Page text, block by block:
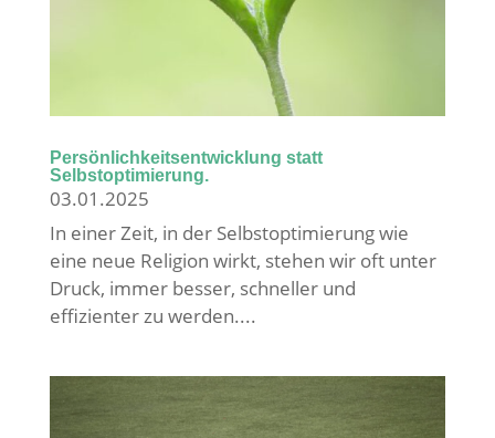
Persönlichkeitsentwicklung statt
Selbstoptimierung.
03.01.2025
In einer Zeit, in der Selbstoptimierung wie
eine neue Religion wirkt, stehen wir oft unter
Druck, immer besser, schneller und
effizienter zu werden....